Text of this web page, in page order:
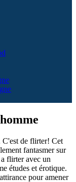
C'est de flirter! Cet
fantasmer sur
flirter avec un
études et érotique.
pour amener